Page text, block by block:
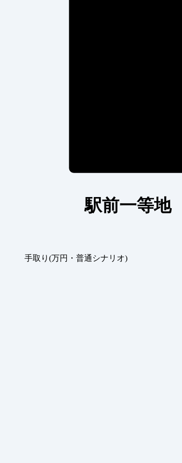
駅前一等地
手取り(万円・普通シナリオ)